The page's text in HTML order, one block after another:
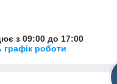
з 09:00 до 17:00
графік роботи